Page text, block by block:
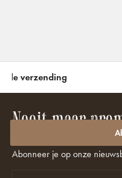
verzending
Nooit meer
Abonneer je op onze